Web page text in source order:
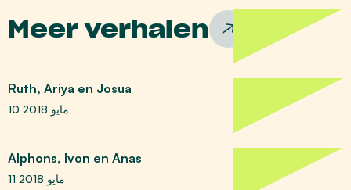
Meer verhalen
Ruth, Ariya en Josua
10 مايو 2018
Alphons, Ivon en Anas
11 مايو 2018